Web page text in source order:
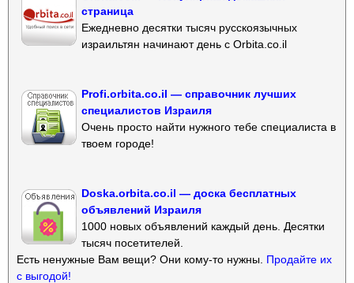
страница
Ежедневно десятки тысяч русскоязычных
израильтян начинают день с Orbita.co.il
Profi.orbita.co.il — справочник лучших
специалистов Израиля
Очень просто найти нужного тебе специалиста в
твоем городе!
Doska.orbita.co.il — доска бесплатных
объявлений Израиля
1000 новых объявлений каждый день. Десятки
тысяч посетителей.
Есть ненужные Вам вещи? Они кому-то нужны. Продайте их
с выгодой!